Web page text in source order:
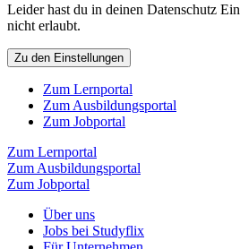
Leider hast du in deinen Datenschutz
nicht erlaubt.
Zu den Einstellungen
Zum Lernportal
Zum Ausbildungsportal
Zum Jobportal
Zum Lernportal
Zum Ausbildungsportal
Zum Jobportal
Über uns
Jobs bei Studyflix